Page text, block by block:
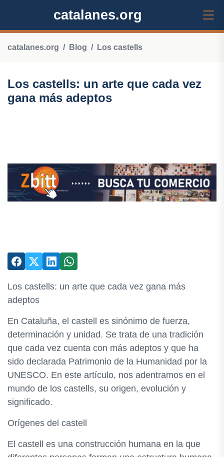
catalanes.org
catalanes.org Blog Los castells
Los castells: un arte que cada vez
gana más adeptos
Los castells: un arte que cada vez gana más
adeptos
En Cataluña, el castell es sinónimo de fuerza,
determinación y unidad. Se trata de una tradición
que cada vez cuenta con más adeptos y que ha
sido declarada Patrimonio de la Humanidad por la
UNESCO. En este artículo, nos adentramos en el
mundo de los castells, su origen, evolución y
significado.
Orígenes del castell
El castell es una construcción humana en la que